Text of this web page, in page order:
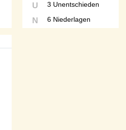
U 3 Unentschieden
N 6 Niederlagen